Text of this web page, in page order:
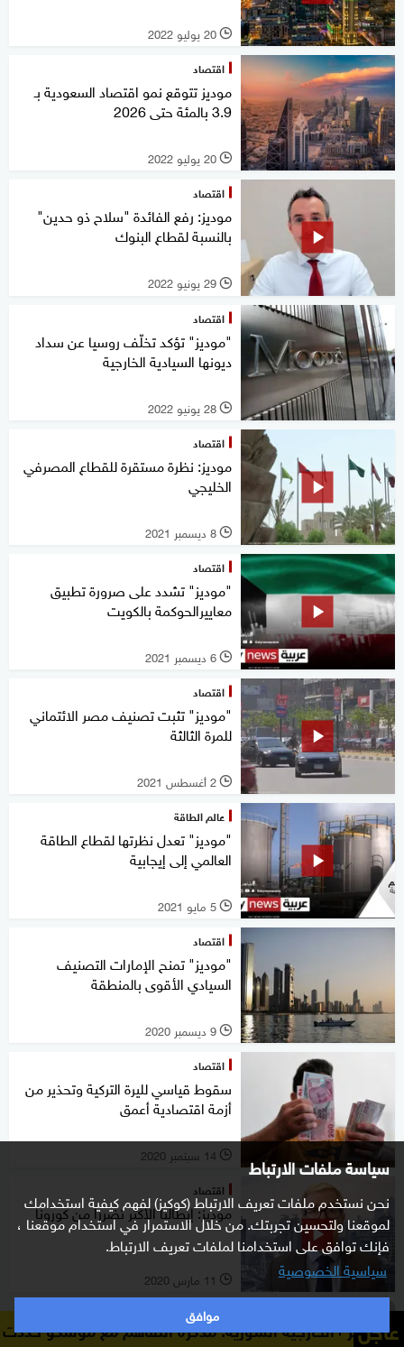
سياسة ملفات الارتباط
نحن نستخدم ملفات تعريف الارتباط (كوكيز) لفهم كيفية استخدامك
لموقعنا ولتحسين تجربتك. من خلال الاستمرار في استخدام موقعنا ،
فإنك توافق على استخدامنا لملفات تعريف الارتباط.
سياسية الخصوصية
موافق
l 20 يوليو 2022
اقتصاد
موديز تتوقع نمو اقتصاد السعودية بـ
3.9 بالمئة حتى 2026
l 20 يوليو 2022
اقتصاد
موديز: رفع الفائدة "سلاح ذو حدين"
بالنسبة لقطاع البنوك
l 29 يونيو 2022
اقتصاد
"موديز" تؤكد تخلّف روسيا عن سداد
ديونها السيادية الخارجية
l 28 يونيو 2022
اقتصاد
موديز: نظرة مستقرة للقطاع المصرفي
الخليجي
l 8 ديسمبر 2021
اقتصاد
"موديز" تشدد على صرورة تطبيق
معاييرالحوكمة بالكويت
l 6 ديسمبر 2021
اقتصاد
"موديز" تثبت تصنيف مصر الائتماني
للمرة الثالثة
l 2 أغسطس 2021
عالم الطاقة
"موديز" تعدل نظرتها لقطاع الطاقة
العالمي إلى إيجابية
l 5 مايو 2021
اقتصاد
"موديز" تمنح الإمارات التصنيف
السيادي الأقوى بالمنطقة
l 9 ديسمبر 2020
اقتصاد
سقوط قياسي لليرة التركية وتحذير من
أزمة اقتصادية أعمق
l 14 سبتمبر 2020
اقتصاد
موديز: إيطاليا الأكثر تضررا من كورونا
l 11 مارس 2020
اقتصاد
موديز تهدد بوينغ بسبب "الطائرة سيئة عاجلالسورية: مذكرة التفاهم مع موسكو حددت سقفاً زمنياً لا